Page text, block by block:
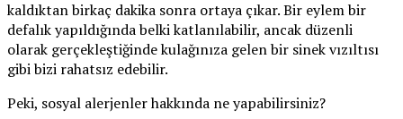
kaldıktan birkaç dakika sonra ortaya çıkar. Bir eylem bir
defalık yapıldığında belki katlanılabilir, ancak düzenli
olarak gerçekleştiğinde kulağınıza gelen bir sinek vızıltısı
gibi bizi rahatsız edebilir.
Peki, sosyal alerjenler hakkında ne yapabilirsiniz?